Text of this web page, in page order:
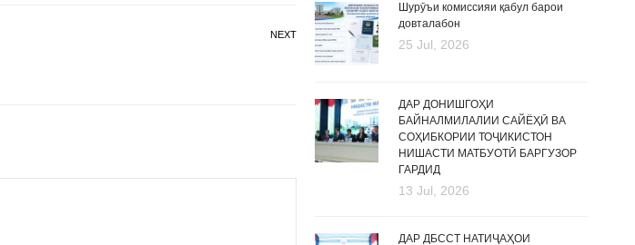
NEXT
Шурӯъи комиссияи қабул барои
довталабон
25 Jul, 2026
ДАР ДОНИШГОҲИ
БАЙНАЛМИЛАЛИИ САЙЁҲӢ ВА
СОҲИБКОРИИ ТОҶИКИСТОН
НИШАСТИ МАТБУОТӢ БАРГУЗОР
ГАРДИД
13 Jul, 2026
ДАР ДБССТ НАТИҶАҲОИ